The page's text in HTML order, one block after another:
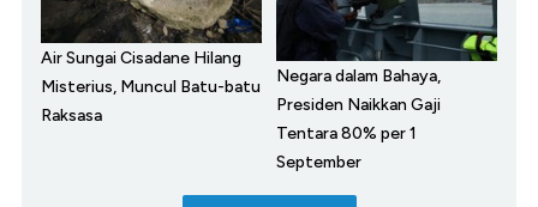
Air Sungai Cisadane Hilang
Misterius, Muncul Batu-batu
Raksasa
Negara dalam Bahaya,
Presiden Naikkan Gaji
Tentara 80% per 1
September